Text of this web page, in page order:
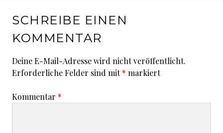
SCHREIBE EINEN
KOMMENTAR
Deine E-Mail-Adresse wird nicht veröffentlicht.
Erforderliche Felder sind mit* markiert
Kommentar *